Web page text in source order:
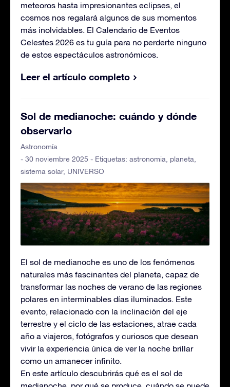
meteoros hasta impresionantes eclipses, el
cosmos nos regalará algunos de sus momentos
más inolvidables. El Calendario de Eventos
Celestes 2026 es tu guía para no perderte ninguno
de estos espectáculos astronómicos.
Leer el artículo completo
Sol de medianoche: cuándo y dónde
observarlo
Astronomía
- 30 noviembre 2025 - Etiquetas: astronomia planeta
sistema solar, UNIVERSO
El sol de medianoche es uno de los fenómenos
naturales más fascinantes del planeta, capaz de
transformar las noches de verano de las regiones
polares en interminables días iluminados. Este
evento, relacionado con la inclinación del eje
terrestre y el ciclo de las estaciones, atrae cada
año a viajeros, fotógrafos y curiosos que desean
vivir la experiencia única de ver la noche brillar
como un amanecer infinito.
En este artículo descubrirás qué es el sol de